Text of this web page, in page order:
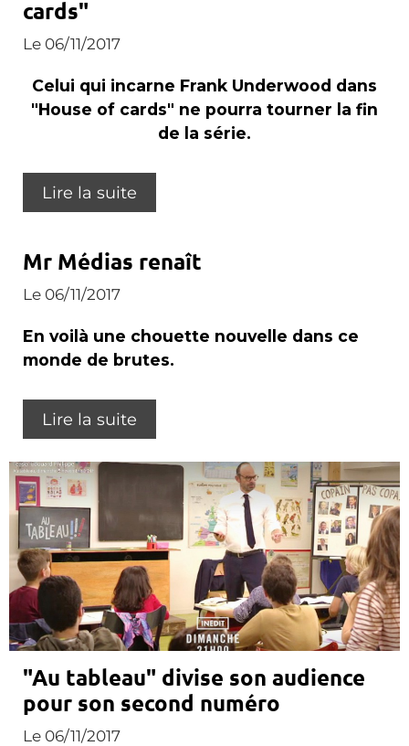
cards"
Le 06/11/2017
Celui qui incarne Frank Underwood dans
"House of cards" ne pourra tourner la fin
de la série.
Lire la suite
Mr Médias renaît
Le 06/11/2017
En voilà une chouette nouvelle dans ce
monde de brutes.
Lire la suite
"Au tableau" divise son audience
pour son second numéro
Le 06/11/2017